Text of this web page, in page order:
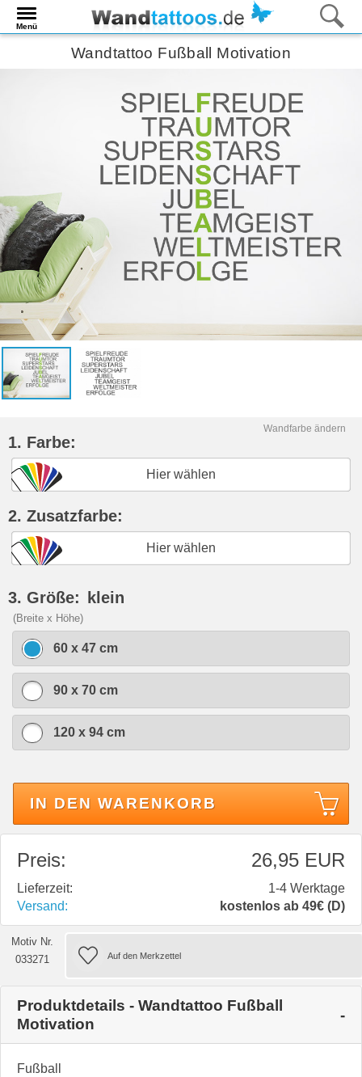
Menü
Wandtattoo Fußball Motivation
Wandfarbe ändern
1. Farbe:
Hier wählen
2. Zusatzfarbe:
Hier wählen
3. Größe: klein
(Breite x Höhe)
60 x 47 cm
90 x 70 cm
120 x 94 cm
IN DEN WARENKORB
Preis: 26,95 EUR
Lieferzeit:
1-4 Werktage
Versand:
kostenlos ab 49€ (D)
Motiv Nr.
033271
Produktdetails - Wandtattoo Fußball
Motivation
Fußball